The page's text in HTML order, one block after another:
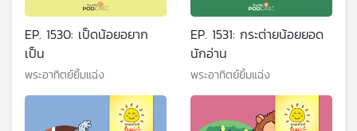
EP. 1530: เป็ดน้อยอยาก
เป็น
พระอาทิตย์ยิ้มแฉ่ง
EP. 1531: กระต่ายน้อยยอด
นักอ่าน
พระอาทิตย์ยิ้มแฉ่ง